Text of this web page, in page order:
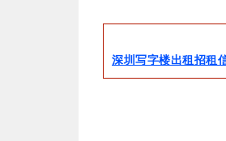
深圳写字楼出租招租